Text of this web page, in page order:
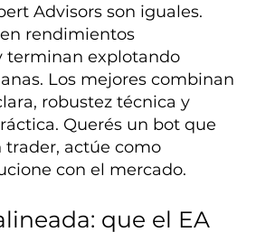
Advisors son iguales.
rendimientos
terminan explotando
Los mejores combinan
robustez técnica y
Querés un bot que
trader, actúe como
con el mercado.
que el EA